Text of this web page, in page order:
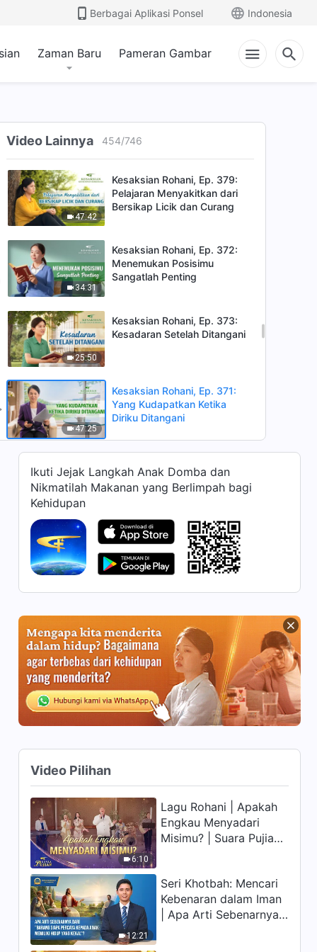
Berbagai Aplikasi Ponsel Indonesia
Zaman Baru Pameran Gambar
Video Lainnya 454/746
47:42
Kesaksian Rohani, Ep. 379:
Pelajaran Menyakitkan dari
Bersikap Licik dan Curang
34:31
Kesaksian Rohani, Ep. 372:
Menemukan Posisimu
Sangatlah Penting
25:50
Kesaksian Rohani, Ep. 373:
Kesadaran Setelah Ditangani
47:25
Kesaksian Rohani, Ep. 371:
Yang Kudapatkan Ketika
Diriku Ditangani
55:04
Pengalaman Tak Terlupakan
dalam Membagikan Injil
31:34
Kesaksian Rohani, Ep. 368:
Alasanku Tak Berani
Mengawasi Pekerjaan
27:07
Menegur Orang dengan
Angkuh Menyingkapkan
Keburukanku
43:25
Kesaksian Rohani, Ep. 366:
Keegoisan Itu Keji
29:34
Kesaksian Rohani, Ep. 363:
Memahami Apa Artinya
Menjadi Orang Baik
32:14
Kesaksian Rohani, Ep. 364:
Melepaskan diri dari Penjara
Keluargaku
Ikuti Jejak Langkah Anak Domba dan
Nikmatilah Makanan yang Berlimpah bagi
Kehidupan
Video Pilihan
6:10
Lagu Rohani | Apakah
Engkau Menyadari
Misimu? | Suara Pujian
12:21
Seri Khotbah: Mencari
Kebenaran dalam Iman
| Apa Arti Sebenarnya